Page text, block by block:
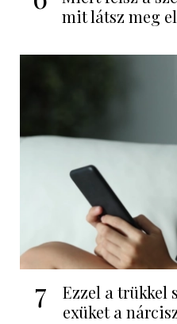
mit látsz meg
7
Ezzel a trükkel
exüket a